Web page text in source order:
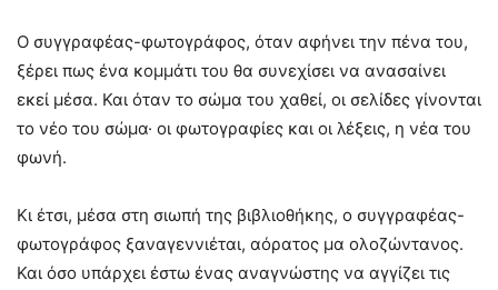
Ο συγγραφέας-φωτογράφος, όταν αφήνει την πένα του,
ξέρει πως ένα κομμάτι του θα συνεχίσει να ανασαίνει
εκεί μέσα. Και όταν το σώμα του χαθεί, οι σελίδες γίνονται
το νέο του σώμα· οι φωτογραφίες και οι λέξεις, η νέα του
φωνή.
Κι έτσι, μέσα στη σιωπή της βιβλιοθήκης, ο συγγραφέας-
φωτογράφος ξαναγεννιέται, αόρατος μα ολοζώντανος.
Και όσο υπάρχει έστω ένας αναγνώστης να αγγίζει τις